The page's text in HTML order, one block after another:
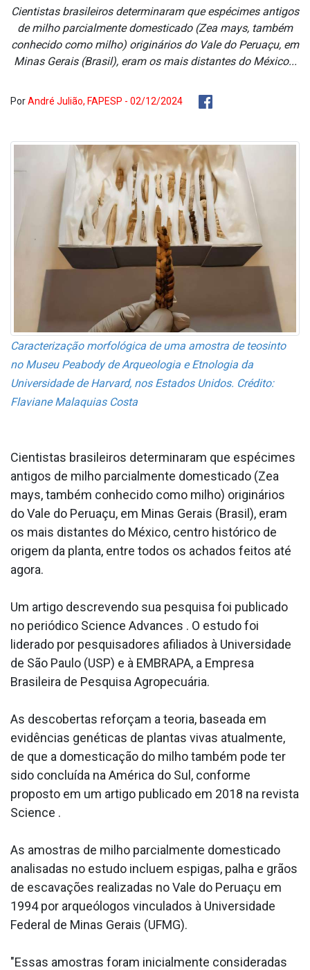
Cientistas brasileiros determinaram que espécimes antigos
de milho parcialmente domesticado (Zea mays, também
conhecido como milho) originários do Vale do Peruaçu, em
Minas Gerais (Brasil), eram os mais distantes do México...
PorAndré Julião, FAPESP - 02/12/2024
Caracterização morfológica de uma amostra de teosinto
no Museu Peabody de Arqueologia e Etnologia da
Universidade de Harvard, nos Estados Unidos. Crédito:
Flaviane Malaquias Costa
Cientistas brasileiros determinaram que espécimes
antigos de milho parcialmente domesticado (Zea
mays, também conhecido como milho) originários
do Vale do Peruaçu, em Minas Gerais (Brasil), eram
os mais distantes do México, centro histórico de
origem da planta, entre todos os achados feitos até
agora.
Um artigo descrevendo sua pesquisa foi publicado
no periódico Science Advances . O estudo foi
liderado por pesquisadores afiliados à Universidade
de São Paulo (USP) e à EMBRAPA, a Empresa
Brasileira de Pesquisa Agropecuária.
As descobertas reforçam a teoria, baseada em
evidências genéticas de plantas vivas atualmente,
de que a domesticação do milho também pode ter
sido concluída na América do Sul, conforme
proposto em um artigo publicado em 2018 na revista
Science .
As amostras de milho parcialmente domesticado
analisadas no estudo incluem espigas, palha e grãos
de escavações realizadas no Vale do Peruaçu em
1994 por arqueólogos vinculados à Universidade
Federal de Minas Gerais (UFMG).
"Essas amostras foram inicialmente consideradas